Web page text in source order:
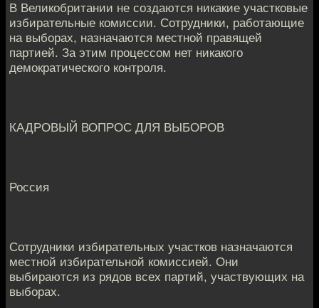
В Великобритании не создаются никакие участковые
избирательные комиссии. Сотрудники, работающие
на выборах, назначаются местной правящей
партией. За этим процессом нет никакого
демократического контроля.
КАДРОВЫЙ ВОПРОС ДЛЯ ВЫБОРОВ
Россия
Сотрудники избирательных участков назначаются
местной избирательной комиссией. Они
выбираются из рядов всех партий, участвующих на
выборах.